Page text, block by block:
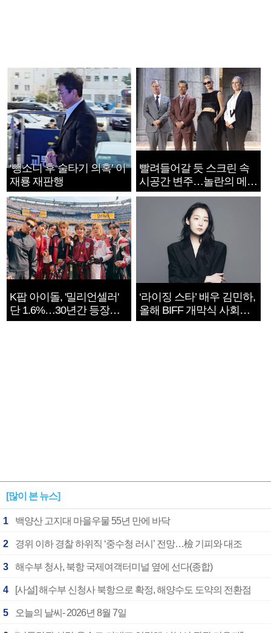
‘뺑소니 후 술타기 의혹’ 이
재룡 재판행
빨려들어갈 듯 스크린 속
시공간 변주…놀란의 메시
지는 ‘전쟁 속죄’
K팝 아이돌, '밀리언셀러'
단 1.6%…30년간 등장
1182개팀 전수조사
‘라이징 스타’ 배우 김민하,
올해 BIFF 개막식 사회자
확정
[많이 본 뉴스]
1 백양산 고지대 마을우물 55년 만에 바닥
2 경위 이하 경찰 하위직 ‘중수청 러시’ 전망…檢 기피와 대조
3 해수부 청사, 북항 국제여객터미널 옆에 선다(종합)
4 [사설] 해수부 신청사 북항으로 확정, 해양수도 도약의 전환점
5 오늘의 날씨- 2026년 8월 7일